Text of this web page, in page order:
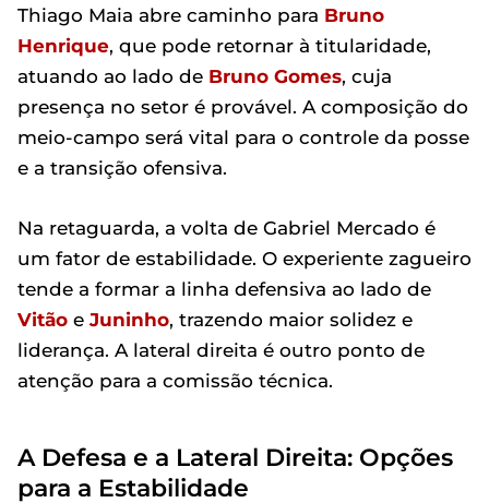
Thiago Maia abre caminho para Bruno
Henrique, que pode retornar à titularidade,
atuando ao lado de Bruno Gomes, cuja
presença no setor é provável. A composição do
meio-campo será vital para o controle da posse
e a transição ofensiva.
Na retaguarda, a volta de Gabriel Mercado é
um fator de estabilidade. O experiente zagueiro
tende a formar a linha defensiva ao lado de
Vitão e Juninho, trazendo maior solidez e
liderança. A lateral direita é outro ponto de
atenção para a comissão técnica.
A Defesa e a Lateral Direita: Opções
para a Estabilidade